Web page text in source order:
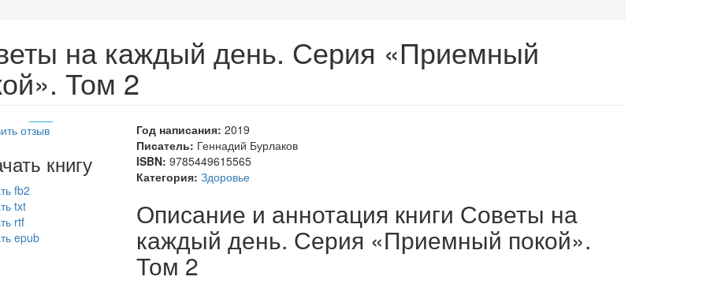
на каждый день. Серия «Приемный
Том 2
отзыв
книгу
fb2
txt
rtf
epub
Год написания:2019
Писатель: Геннадий Бурлаков
ISBN:9785449615565
Категория:Здоровье
Описание и аннотация книги Советы на
каждый день. Серия «Приемный покой».
Том 2